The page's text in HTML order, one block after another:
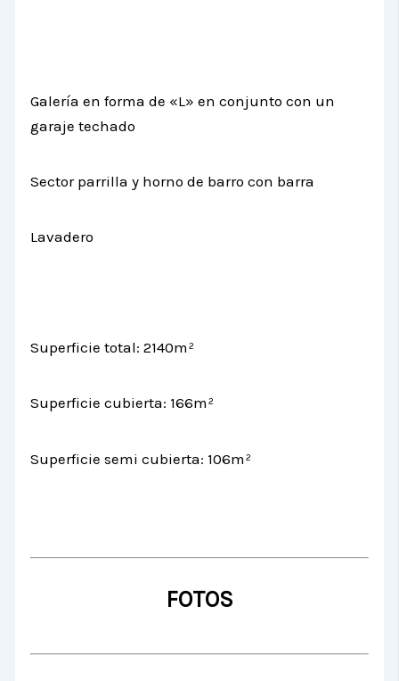
Galería en forma de «L» en conjunto con un
garaje techado
Sector parrilla y horno de barro con barra
Lavadero
Superficie total: 2140m²
Superficie cubierta: 166m²
Superficie semi cubierta: 106m²
FOTOS